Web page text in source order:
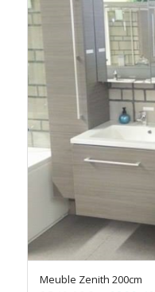
Meuble Zenith 200cm